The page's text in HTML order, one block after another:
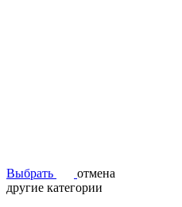
Выбрать
отмена
другие категории